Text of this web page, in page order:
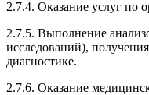
2.7.4. Оказание услуг по
2.7.5. Выполнение
исследований),
диагностике.
2.7.6. Оказание